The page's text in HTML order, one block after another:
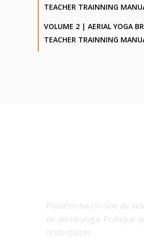
TEACHER TRAINNING
VOLUME 2 | AERIAL YOGA
TEACHER TRAINNING
Plataforma on-line de
de aerial yoga. Pratique
onde quiser.